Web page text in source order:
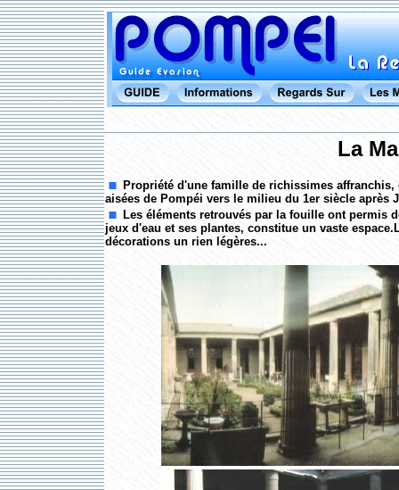
La
Propriété d'une famille de richissimes
aisées de Pompéi vers le milieu du 1er siècle après
Les éléments retrouvés par la fouille ont permis
jeux d'eau et ses plantes, constitue un vaste
décorations un rien légères...